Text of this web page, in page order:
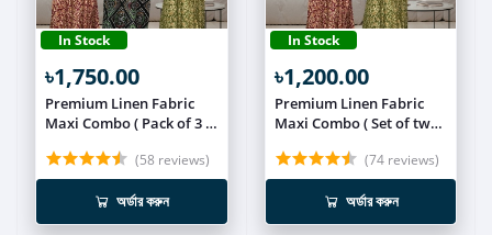
In Stock
৳1,750.00
Premium Linen Fabric
Maxi Combo ( Pack of 3 )
(58 reviews)
অর্ডার করুন
In Stock
৳1,200.00
Premium Linen Fabric
Maxi Combo ( Set of two )
(74 reviews)
অর্ডার করুন